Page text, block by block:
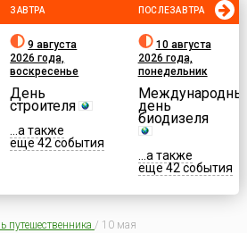
ЗАВТРА
9 августа
2026 года,
воскресенье
День
строителя
...а также
еще 42 события
ПОСЛЕЗАВТРА
10 августа
2026 года,
понедельник
день
биодизеля
...а также
еще 42 события
путешественника / 10 мая